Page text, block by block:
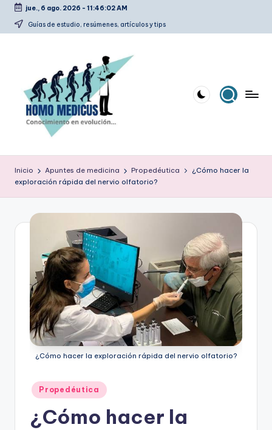
Saltar
jue., 6 ago. 2026 - 11:46:02 AM
Guías de estudio, resúmenes, artículos y tips
o
m
ic
estudio,
Inicio Apuntes de medicina Propedéutica
¿Cómo hacer la
exploración rápida del nervio olfatorio?
¿Cómo hacer la exploración rápida del nervio olfatorio?
Publicado
en
Propedéutica
¿Cómo hacer la